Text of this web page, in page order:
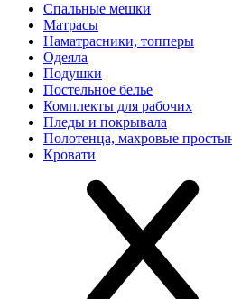
Спальные мешки
Матрасы
Наматрасники, топперы
Одеяла
Подушки
Постельное белье
Комплекты для рабочих
Пледы и покрывала
Полотенца, махровые
Кровати